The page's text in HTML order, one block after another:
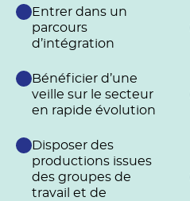
Entrer dans un
parcours
d’intégration
Bénéficier d’une
veille sur le secteur
en rapide évolution
Disposer des
productions issues
des groupes de
travail et de